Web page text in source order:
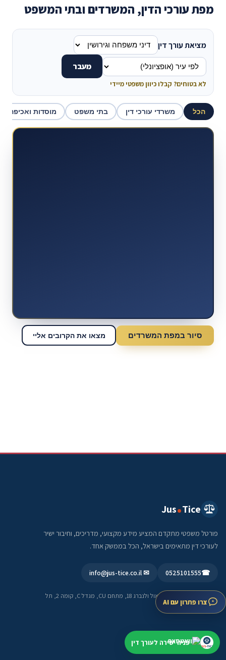
מפת עורכי הדין, המשרדים ובתי המשפט
מציאת עורך דין
מעבר
לא בטוחים? קבלו כיוון משפטי מיידי
הכל משרדי עורכי דין בתי משפט מוסדות ואכיפה
סיור במפת המשרדים מצאו את הקרובים אליי
Jus Tice
פורטל משפטי מתקדם המציע מידע מקצועי, מדריכים, וחיבור ישיר
לעורכי דין מתאימים בישראל, הכל בממשק אחד.
☎
0525101555
✉ info@jus-tice.co.il
כתובת בית עסק:
רחוב ראול ולנברג 18, מתחם CU, מגדל C, קומה 2, תל
אביב-יפו
תחומי התמחות
צרו פתרון עם AI
פניה ישירה לעורך דין